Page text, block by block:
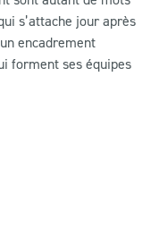
s’attache jour après
encadrement
forment ses équipes